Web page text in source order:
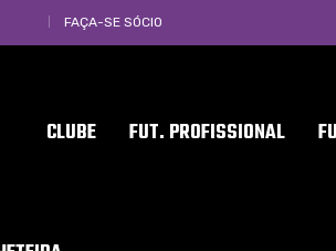
FAÇA-SE SÓCIO
CLUBE FUT. PROFISSIONAL